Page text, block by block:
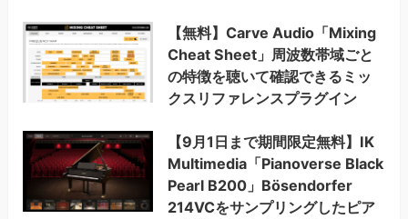
【無料】Carve Audio「Mixing
Cheat Sheet」周波数帯域ごと
の特徴を聴いて確認できるミッ
クスリファレンスプラグイン
【9月1日まで期間限定無料】IK
Multimedia「Pianoverse Black
Pearl B200」Bösendorfer
214VCをサンプリングしたピア